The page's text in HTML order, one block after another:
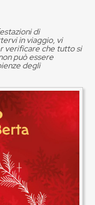
di
in viaggio, vi
verificare che tutto si
può essere
degli